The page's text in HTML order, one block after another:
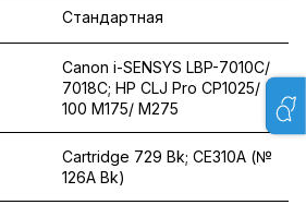
Стандартная
Canon i-SENSYS LBP-7010C/
7018C; HP CLJ Pro CP1025/
100 M175/ M275
Cartridge 729 Bk; CE310A (№
126A Bk)